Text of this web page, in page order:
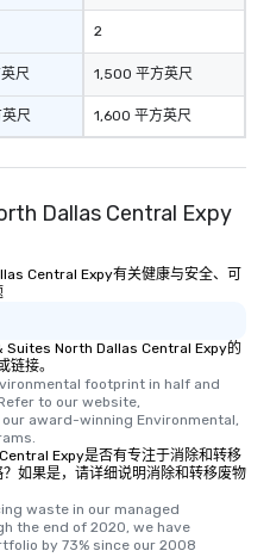
尺
尺
2
1,500 平方英尺
1,600 平方英尺
Dallas Central Expy
Central Expy有关健康与安全、可
Suites North Dallas Central Expy的
链接。
footprint in half and
to our website,
award-winning Environmental,
Expy是否有专注于消除和转移
如果是，请详细说明消除和转移废物
waste in our managed
the end of 2020, we have
by 73% since our 2008